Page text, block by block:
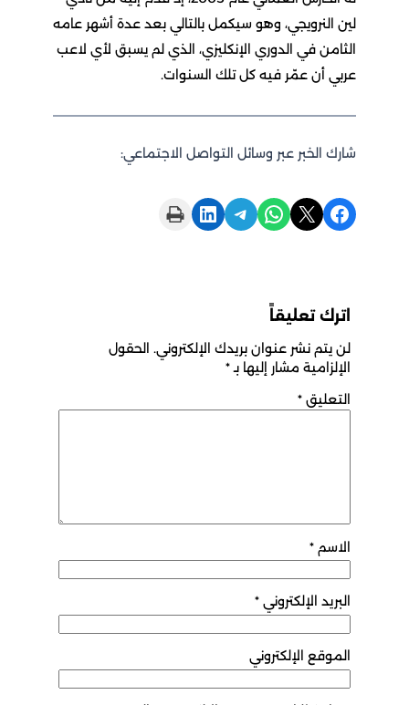
لين النرويجي، وهو سيكمل بالتالي بعد عدة أشهر عامه
الثامن في الدوري الإنكليزي، الذي لم يسبق لأي لاعب
عربي أن عمّر فيه كل تلك السنوات.
شارك الخبر عبر وسائل التواصل الاجتماعي:
Share on X
Share on WhatsApp
Share on Telegram
Share on LinkedIn
Print this Page
اترك تعليقاً
لن يتم نشر عنوان بريدك الإلكتروني. الحقول
الإلزامية مشار إليها بـ
التعليق*
البريد الإلكتروني*
الموقع الإلكتروني